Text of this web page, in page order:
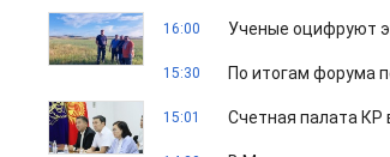
16:00 Ученые оцифруют
15:30 По итогам форума
15:01 Счетная палата КР